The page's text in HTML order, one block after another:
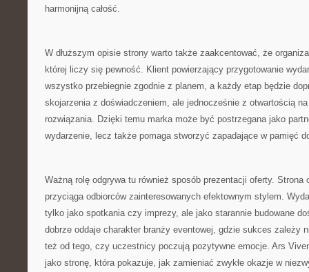
harmonijną całość.
W dłuższym opisie strony warto także zaakcentować, że
której liczy się pewność. Klient powierzający przygotowanie
wszystko przebiegnie zgodnie z planem, a każdy etap będzie
skojarzenia z doświadczeniem, ale jednocześnie z otwartością
rozwiązania. Dzięki temu marka może być postrzegana jako
wydarzenie, lecz także pomaga stworzyć zapadające w pamięć
Ważną rolę odgrywa tu również sposób prezentacji oferty. Strona
przyciąga odbiorców zainteresowanych efektownym stylem.
tylko jako spotkania czy imprezy, ale jako starannie budowane
dobrze oddaje charakter branży eventowej, gdzie sukces zależy
też od tego, czy uczestnicy poczują pozytywne emocje. Ars
jako stronę, która pokazuje, jak zamieniać zwykłe okazje w